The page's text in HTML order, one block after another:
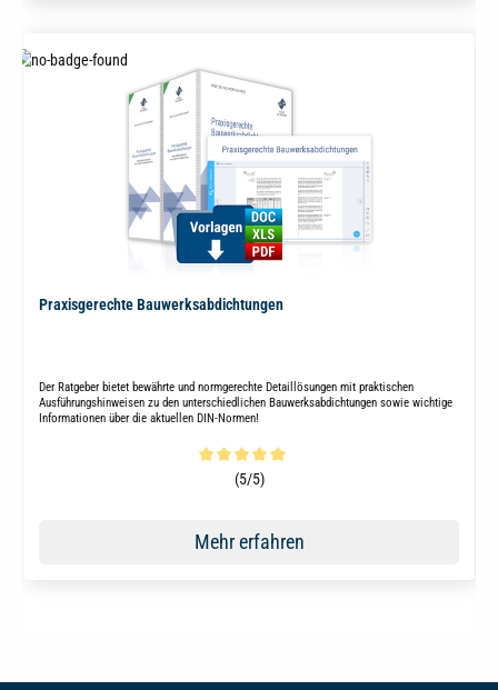
Praxisgerechte Bauwerksabdichtungen
Der Ratgeber bietet bewährte und normgerechte Detaillösungen mit praktischen
Ausführungshinweisen zu den unterschiedlichen Bauwerksabdichtungen sowie wichtige
Informationen über die aktuellen DIN-Normen!
Durchschnittliche Bewertung von 5 von 5 Sternen
(5/5)
Mehr erfahren